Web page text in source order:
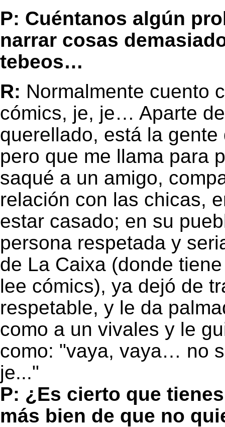
P: Cuéntanos algún
narrar cosas
tebeos…
R: Normalmente cuento
cómics, je, je… Aparte
querellado, está la
pero que me llama para
saqué a un amigo,
relación con las chicas,
estar casado; en su
persona respetada y
de La Caixa (donde
lee cómics), ya dejó de
respetable, y le da
como a un vivales y le
como: "vaya, vaya… no
je..."
P: ¿Es cierto que
más bien de que no